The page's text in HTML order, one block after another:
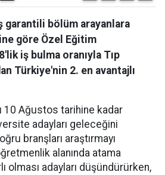
garantili bölüm arayanlara
göre Özel Eğitim
iş bulma oranıyla Tıp
Türkiye'nin 2. en avantajlı
10 Ağustos tarihine kadar
adayları geleceğini
branşları araştırmayı
alanında atama
olması adayları düşündürürken,